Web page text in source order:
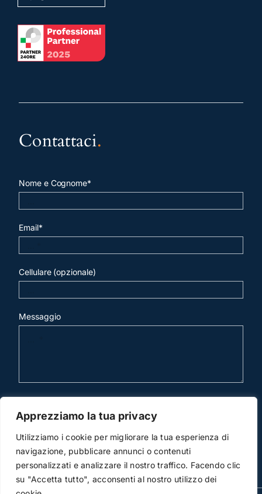
Apprezziamo la tua privacy
Utilizziamo i cookie per migliorare la tua esperienza di
navigazione, pubblicare annunci o contenuti
personalizzati e analizzare il nostro traffico. Facendo clic
su "Accetta tutto", acconsenti al nostro utilizzo dei
Contattaci.
Nome e Cognome*
Email*
Cellulare (opzionale)
Messaggio
invia mail